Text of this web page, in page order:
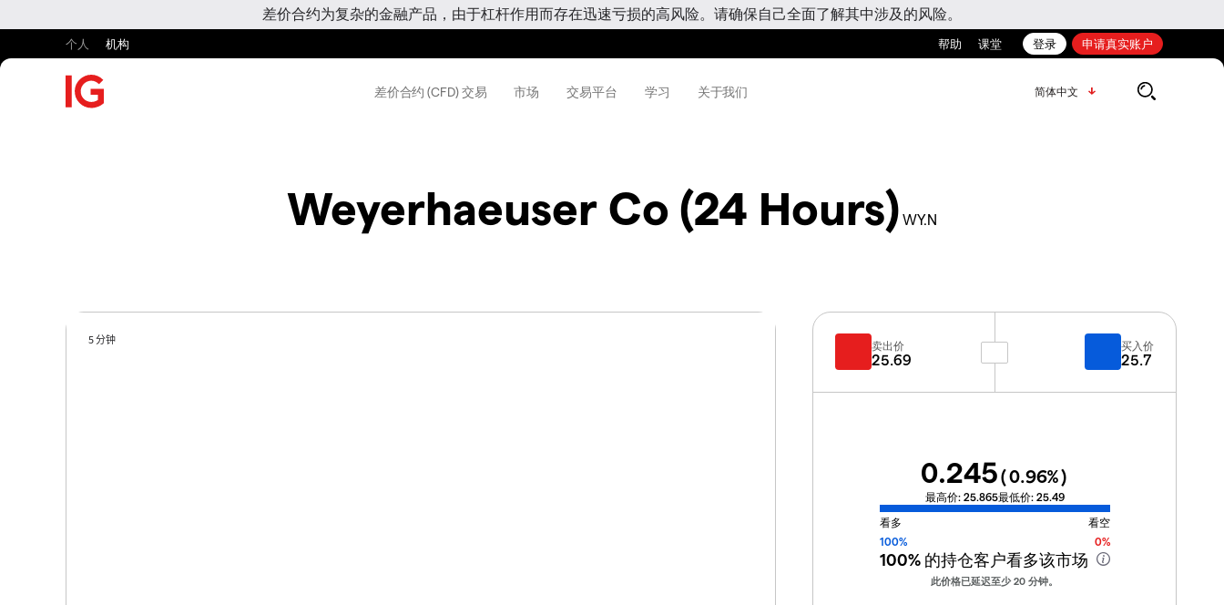
差价合约为复杂的金融产品，由于杠杆作用而存在迅速亏损的高风险。请确保自己全面了解其中涉及的风险。
个人 机构 帮助 课堂 登录 申请真实账户
差价合约 (CFD) 交易 市场 交易平台 学习 关于我们 简体中文
Weyerhaeuser Co (24 Hours) WY.N
5 分钟 卖出价
25.69
买入价
25.7
0.245(0.96%)
最高价: 25.865最低价: 25.49
看多
看空
100%
0%
100%的持仓客户看多该市场
此价格已延迟至少 20 分钟。